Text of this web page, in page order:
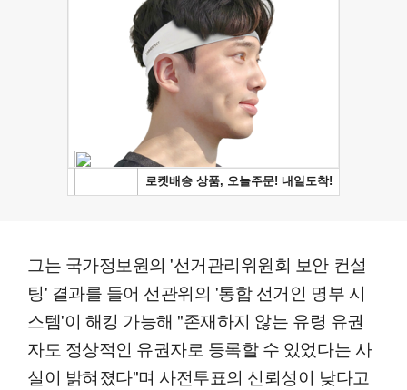
그는 국가정보원의 '선거관리위원회 보안 컨설
팅' 결과를 들어 선관위의 '통합 선거인 명부 시
스템'이 해킹 가능해 "존재하지 않는 유령 유권
자도 정상적인 유권자로 등록할 수 있었다는 사
실이 밝혀졌다"며 사전투표의 신뢰성이 낮다고